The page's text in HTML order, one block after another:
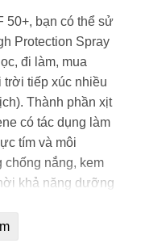
50+, bạn có thể sử
Protection Spray
đi làm, mua
tiếp xúc nhiều
Thành phần xịt
có tác dụng làm
tím và môi
chống nắng, kem
khả năng dưỡng